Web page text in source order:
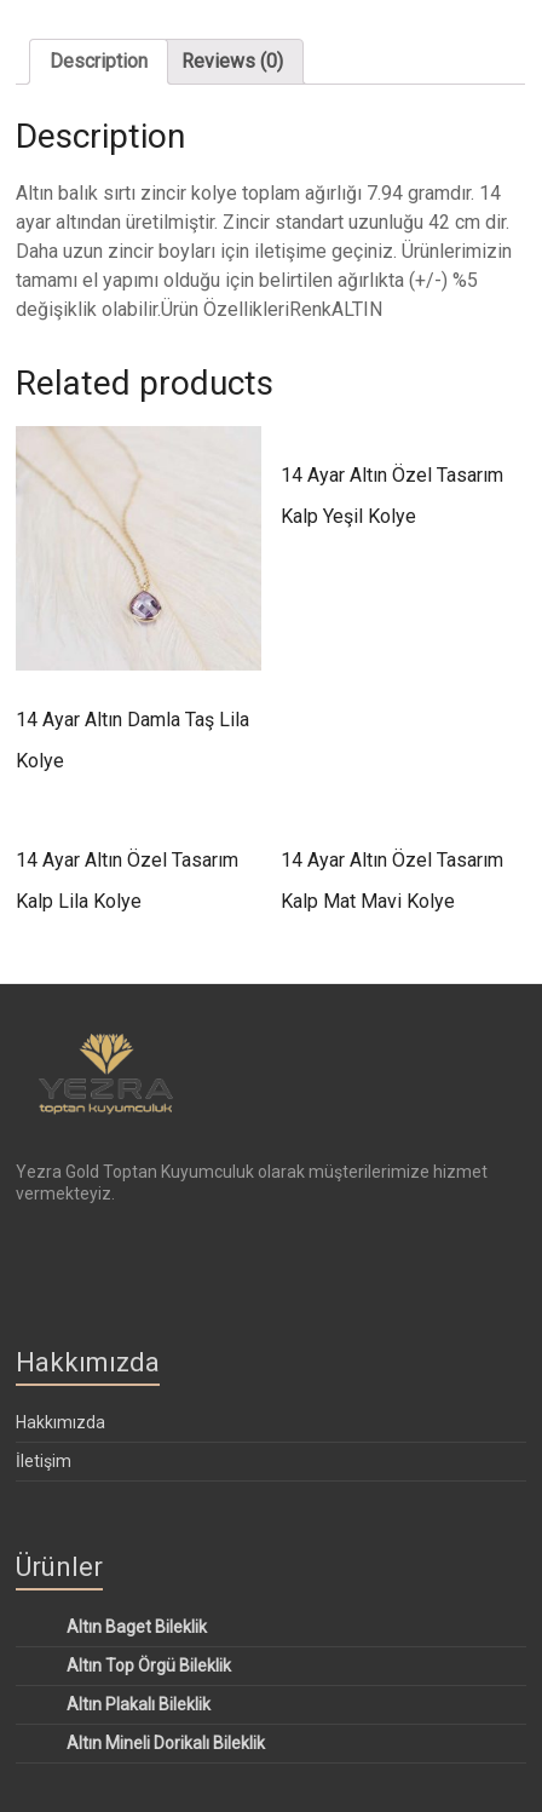
Description Reviews (0)
Description
Altın balık sırtı zincir kolye toplam ağırlığı 7.94 gramdır. 14
ayar altından üretilmiştir. Zincir standart uzunluğu 42 cm dir.
Daha uzun zincir boyları için iletişime geçiniz. Ürünlerimizin
tamamı el yapımı olduğu için belirtilen ağırlıkta (+/-) %5
değişiklik olabilir.Ürün ÖzellikleriRenkALTIN
Related products
14 Ayar Altın Damla Taş Lila
Kolye
14 Ayar Altın Özel Tasarım
Kalp Yeşil Kolye
14 Ayar Altın Özel Tasarım
Kalp Lila Kolye
14 Ayar Altın Özel Tasarım
Kalp Mat Mavi Kolye
Yezra Gold Toptan Kuyumculuk olarak müşterilerimize hizmet
vermekteyiz.
Hakkımızda
Hakkımızda
İletişim
Ürünler
Altın Baget Bileklik
Altın Top Örgü Bileklik
Altın Plakalı Bileklik
Altın Mineli Dorikalı Bileklik